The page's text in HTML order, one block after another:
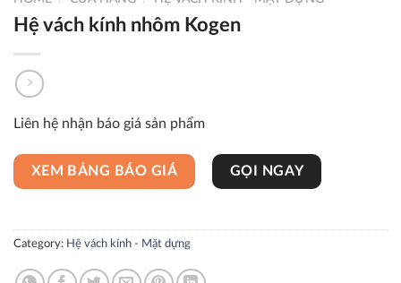
Hệ vách kính nhôm Kogen
Liên hệ nhận báo giá sản phẩm
XEM BẢNG BÁO GIÁ GỌI NGAY
Category: Hệ vách kính - Mặt dựng